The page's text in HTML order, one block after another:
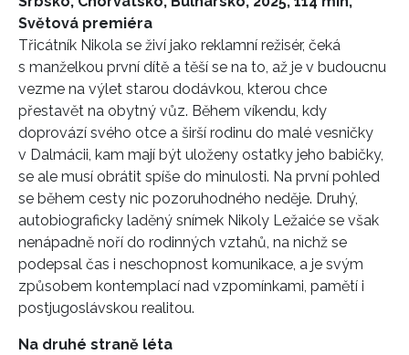
Světová premiéra
Třicátník Nikola se živí jako reklamní režisér, čeká
s manželkou první dítě a těší se na to, až je v budoucnu
vezme na výlet starou dodávkou, kterou chce
přestavět na obytný vůz. Během víkendu, kdy
doprovází svého otce a širší rodinu do malé vesničky
v Dalmácii, kam mají být uloženy ostatky jeho babičky,
se ale musí obrátit spíše do minulosti. Na první pohled
se během cesty nic pozoruhodného neděje. Druhý,
autobiograficky laděný snímek Nikoly Ležaiće se však
nenápadně noří do rodinných vztahů, na nichž se
podepsal čas i neschopnost komunikace, a je svým
způsobem kontemplací nad vzpomínkami, pamětí i
postjugoslávskou realitou.
Na druhé straně léta